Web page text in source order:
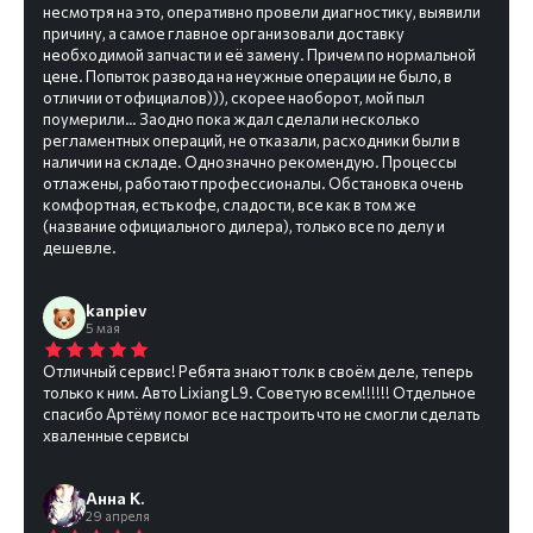
несмотря на это, оперативно провели диагностику, выявили
причину, а самое главное организовали доставку
необходимой запчасти и её замену. Причем по нормальной
цене. Попыток развода на неужные операции не было, в
отличии от официалов))), скорее наоборот, мой пыл
поумерили… Заодно пока ждал сделали несколько
регламентных операций, не отказали, расходники были в
наличии на складе. Однозначно рекомендую. Процессы
отлажены, работают профессионалы. Обстановка очень
комфортная, есть кофе, сладости, все как в том же
(название официального дилера), только все по делу и
дешевле.
kanpiev
5 мая
Отличный сервис! Ребята знают толк в своём деле, теперь
только к ним. Авто Lixiang L9. Советую всем!!!!!! Отдельное
спасибо Артёму помог все настроить что не смогли сделать
хваленные сервисы
Анна К.
29 апреля